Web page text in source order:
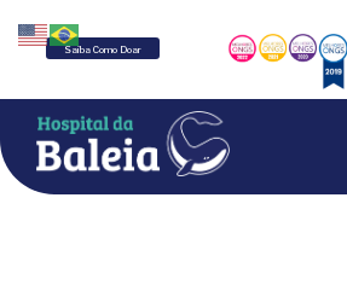
Saiba Como Doar